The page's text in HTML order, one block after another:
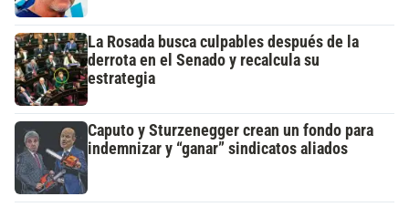
La Rosada busca culpables después de la
derrota en el Senado y recalcula su
estrategia
Caputo y Sturzenegger crean un fondo para
indemnizar y “ganar” sindicatos aliados